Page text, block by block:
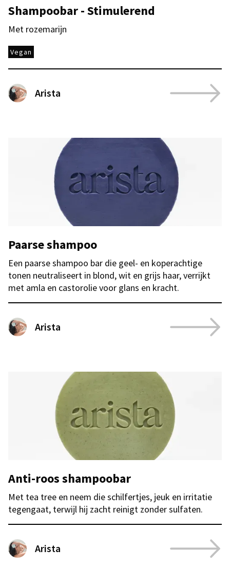
Shampoobar - Stimulerend
Met rozemarijn
Vegan
Arista
Paarse shampoo
Een paarse shampoo bar die geel- en koperachtige
tonen neutraliseert in blond, wit en grijs haar, verrijkt
met amla en castorolie voor glans en kracht.
Arista
Anti-roos shampoobar
Met tea tree en neem die schilfertjes, jeuk en irritatie
tegengaat, terwijl hij zacht reinigt zonder sulfaten.
Arista